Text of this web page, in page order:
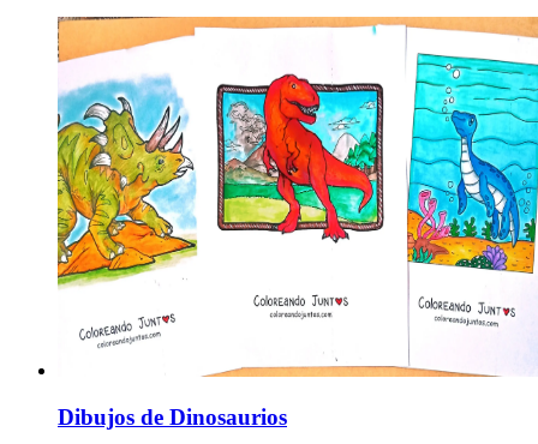
Dibujos de Dinosaurios